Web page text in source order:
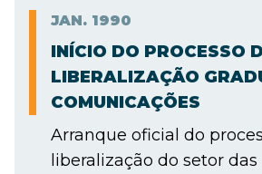
JAN. 1990
INÍCIO DO PROCESSO
LIBERALIZAÇÃO
COMUNICAÇÕES
Arranque oficial do
liberalização do setor das